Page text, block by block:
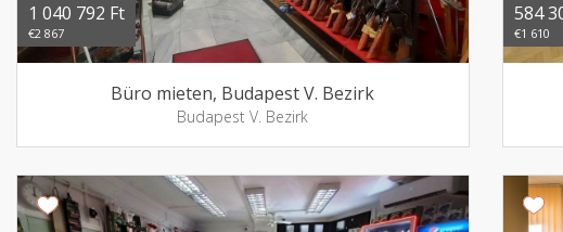
1 040 792 Ft
€2 867
Büro mieten, Budapest V. Bezirk
Budapest V. Bezirk
584
€1 610